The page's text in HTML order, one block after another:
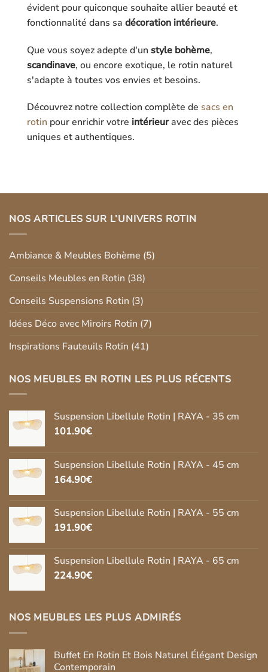
évident pour quiconque souhaite allier beauté et
fonctionnalité dans sa décoration intérieure.
Que vous soyez adepte d'un style bohème,
scandinave, ou encore exotique, le rotin naturel
s'adapte à toutes vos envies et besoins.
Découvrez notre collection complète de sacs en
rotin pour enrichir votre intérieuravec des pièces
uniques et authentiques.
NOS ARTICLES SUR L’UNIVERS ROTIN
Ambiance & Meubles Bohème (5)
Conseils Meubles en Rotin (38)
Conseils Suspensions Rotin (3)
Idées Déco avec Miroirs Rotin (7)
Inspirations Fauteuils Rotin (41)
NOS MEUBLES EN ROTIN LES PLUS RÉCENTS
Suspension Libellule Rotin | RAYA - 35 cm
101.90€
Suspension Libellule Rotin | RAYA - 45 cm
164.90€
Suspension Libellule Rotin | RAYA - 55 cm
191.90€
Suspension Libellule Rotin | RAYA - 65 cm
224.90€
NOS MEUBLES LES PLUS ADMIRÉS
Buffet En Rotin Et Bois Naturel Élégant Design
Contemporain